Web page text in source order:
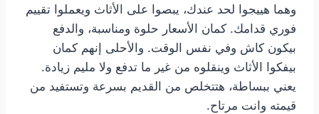
وهما هييجوا لحد عندك، يبصوا على الأثاث ويعملوا تقييم
فوري قدامك. كمان الأسعار حلوة ومناسبة، والدفع
بيكون كاش وفي نفس الوقت. والأحلى إنهم كمان
بيفكوا الأثاث وينقلوه من غير ما تدفع ولا مليم زيادة.
يعني ببساطة، هتتخلص من القديم بسرعة وتستفيد من
قيمته وانت مرتاح.